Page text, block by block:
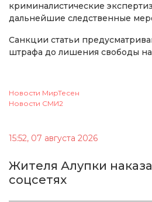
криминалистические
дальнейшие следственные
Санкции статьи
штрафа до лишения свободы на
Новости МирТесен
Новости СМИ2
15:52, 07 августа 2026
Жителя Алупки
соцсетях